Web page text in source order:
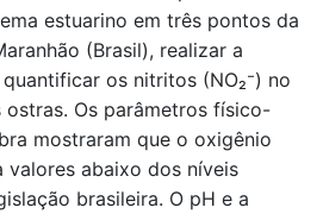
estuarino em três pontos da
(Brasil), realizar a
os nitritos (NO₂⁻) no
Os parâmetros físico-
mostraram que o oxigênio
valores abaixo dos níveis
brasileira. O pH e a